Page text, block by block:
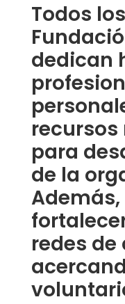
Todos
dedican
para
de la
redes